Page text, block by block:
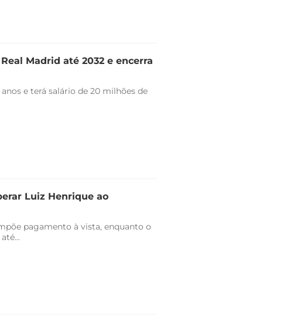
Madrid até 2032 e encerra
e terá salário de 20 milhões de
Luiz Henrique ao
pagamento à vista, enquanto o